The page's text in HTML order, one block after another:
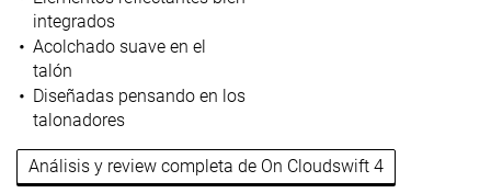
integrados
Acolchado suave en el
talón
Diseñadas pensando en los
talonadores
Análisis y review completa de On Cloudswift 4